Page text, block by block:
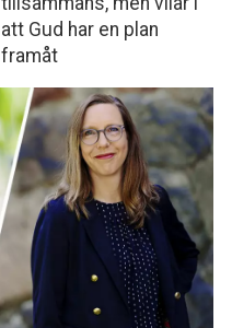
att Gud har en plan
framåt